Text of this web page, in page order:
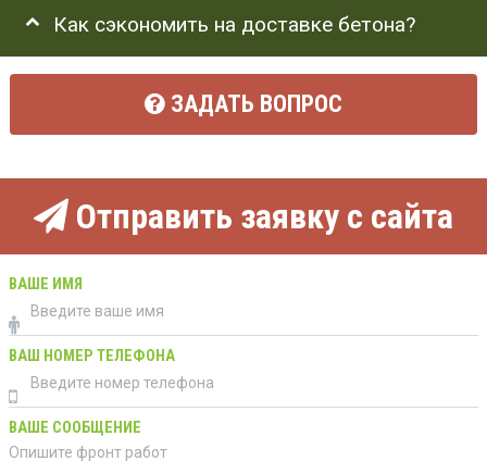
Как сэкономить на доставке бетона?
ЗАДАТЬ ВОПРОС
Отправить заявку с сайта
ВАШЕ ИМЯ
ВАШ НОМЕР ТЕЛЕФОНА
ВАШЕ СООБЩЕНИЕ